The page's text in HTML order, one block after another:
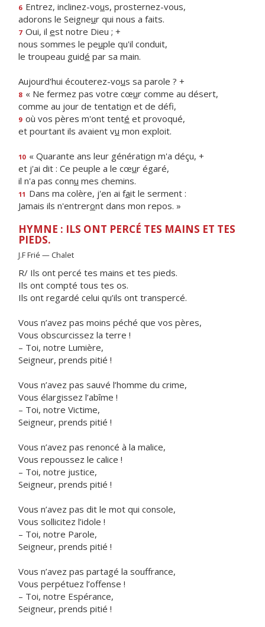
6 Entrez, inclinez-vous, prosternez-vous,
adorons le Seigneur qui nous a faits.
7 Oui, il est notre Dieu ; +
nous sommes le peuple qu'il conduit,
le troupeau guidé par sa main.
Aujourd'hui écouterez-vous sa parole ? +
8 « Ne fermez pas votre cœur comme au désert,
comme au jour de tentation et de défi,
9 où vos pères m'ont tenté et provoqué,
et pourtant ils avaient vu mon exploit.
10 « Quarante ans leur génération m'a déçu, +
et j'ai dit : Ce peuple a le cœur égaré,
il n'a pas connu mes chemins.
11 Dans ma colère, j'en ai fait le serment :
Jamais ils n'entreront dans mon repos. »
HYMNE : ILS ONT PERCÉ TES MAINS ET TES
PIEDS.
J.F Frié — Chalet
R/ Ils ont percé tes mains et tes pieds.
Ils ont compté tous tes os.
Ils ont regardé celui qu’ils ont transpercé.
Vous n’avez pas moins péché que vos pères,
Vous obscurcissez la terre !
– Toi, notre Lumière,
Seigneur, prends pitié !
Vous n’avez pas sauvé l’homme du crime,
Vous élargissez l’abîme !
– Toi, notre Victime,
Seigneur, prends pitié !
Vous n’avez pas renoncé à la malice,
Vous repoussez le calice !
– Toi, notre justice,
Seigneur, prends pitié !
Vous n’avez pas dit le mot qui console,
Vous sollicitez l’idole !
– Toi, notre Parole,
Seigneur, prends pitié !
Vous n’avez pas partagé la souffrance,
Vous perpétuez l’offense !
– Toi, notre Espérance,
Seigneur, prends pitié !